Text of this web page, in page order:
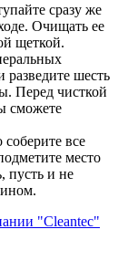
сразу же
Очищать ее
щеткой.
разведите шесть
Перед чисткой
сможете
все
место
пусть и не
"Cleantec"